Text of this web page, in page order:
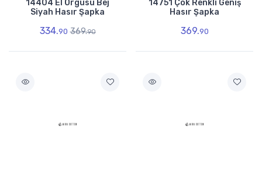
14404 El Örgüsü Bej
Siyah Hasır Şapka
334.90 369.90
14751 Çok Renkli Geniş
Hasır Şapka
369.90